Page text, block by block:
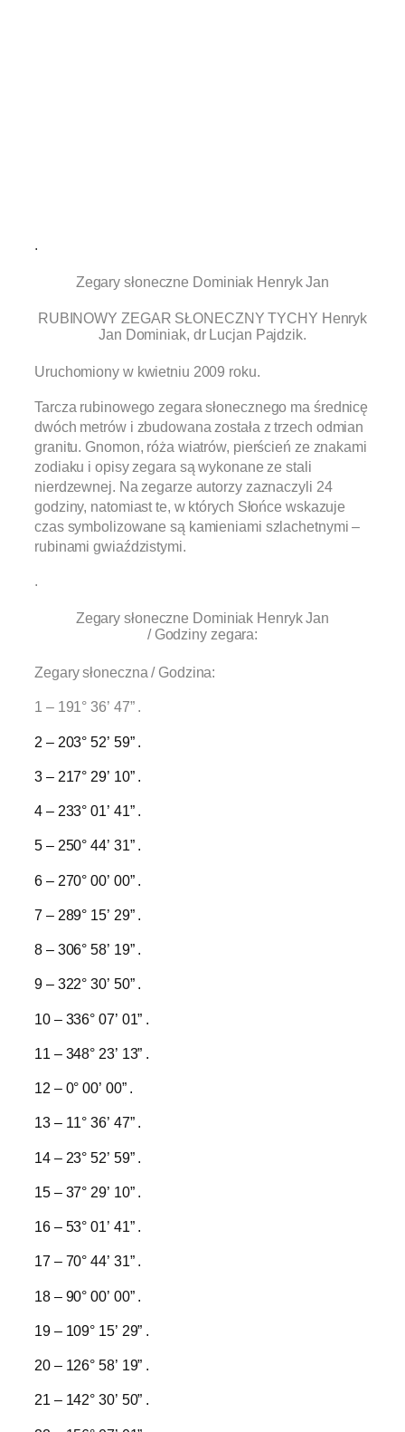
Zegary słoneczne Dominiak Henryk Jan
RUBINOWY ZEGAR SŁONECZNY TYCHY Henryk
Jan Dominiak, dr Lucjan Pajdzik.
Uruchomiony w kwietniu 2009 roku.
Tarcza rubinowego zegara słonecznego ma średnicę
dwóch metrów i zbudowana została z trzech odmian
granitu. Gnomon, róża wiatrów, pierścień ze znakami
zodiaku i opisy zegara są wykonane ze stali
nierdzewnej. Na zegarze autorzy zaznaczyli 24
godziny, natomiast te, w których Słońce wskazuje
czas symbolizowane są kamieniami szlachetnymi –
rubinami gwiaździstymi.
.
Zegary słoneczne Dominiak Henryk Jan
/ Godziny zegara:
Zegary słoneczna / Godzina:
1 – 191° 36’ 47” .
2 – 203° 52’ 59” .
3 – 217° 29’ 10” .
4 – 233° 01’ 41” .
5 – 250° 44’ 31” .
6 – 270° 00’ 00” .
7 – 289° 15’ 29” .
8 – 306° 58’ 19” .
9 – 322° 30’ 50” .
10 – 336° 07’ 01” .
11 – 348° 23’ 13” .
12 – 0° 00’ 00” .
13 – 11° 36’ 47” .
14 – 23° 52’ 59” .
15 – 37° 29’ 10” .
16 – 53° 01’ 41” .
17 – 70° 44’ 31” .
18 – 90° 00’ 00” .
19 – 109° 15’ 29” .
20 – 126° 58’ 19” .
21 – 142° 30’ 50” .